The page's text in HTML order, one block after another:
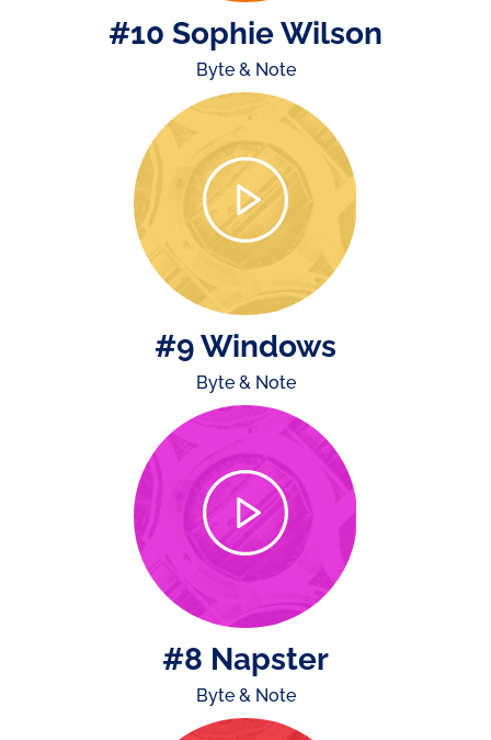
#10 Sophie Wilson
Byte & Note
#9 Windows
Byte & Note
#8 Napster
Byte & Note